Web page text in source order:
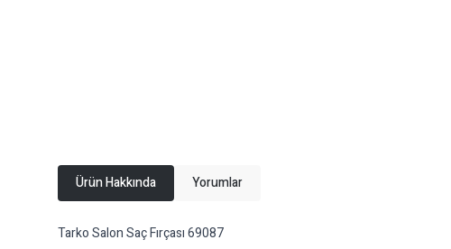
Ürün Hakkında Yorumlar
Tarko Salon Saç Fırçası 69087